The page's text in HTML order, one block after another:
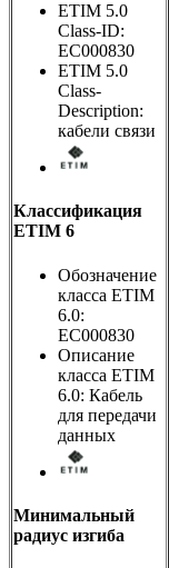
ETIM 5.0
Class-ID:
EC000830
ETIM 5.0
Class-
Description:
кабели связи
Классификация
ETIM 6
Обозначение
класса ETIM
6.0:
EC000830
Описание
класса ETIM
6.0: Кабель
для передачи
данных
Минимальный
радиус изгиба